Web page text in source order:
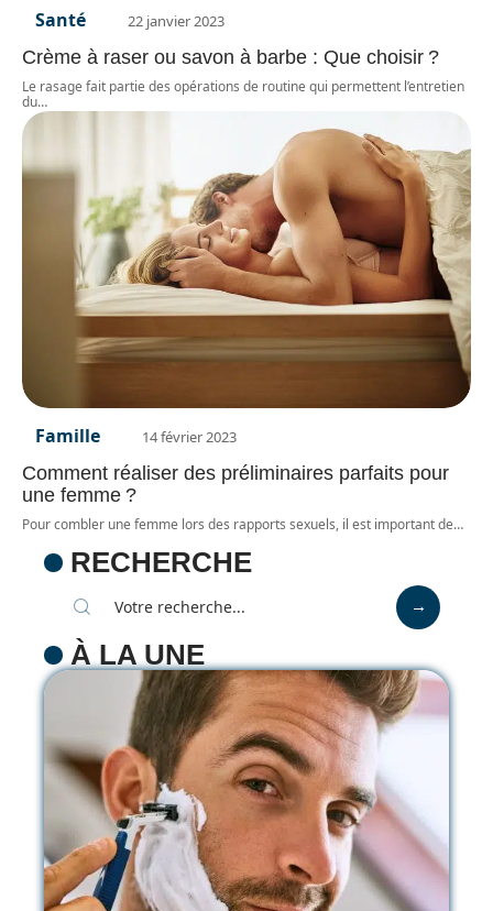
Santé 22 janvier 2023
Crème à raser ou savon à barbe : Que choisir ?
Le rasage fait partie des opérations de routine qui permettent l’entretien
du…
Famille 14 février 2023
Comment réaliser des préliminaires parfaits pour
une femme ?
Pour combler une femme lors des rapports sexuels, il est important de…
RECHERCHE
À LA UNE